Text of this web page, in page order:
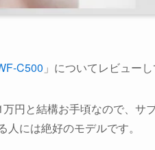
C500 」についてレビューし
円と結構お手頃なので、サ
人には絶好のモデルです。